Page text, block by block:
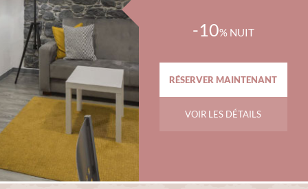
-10% NUIT
RÉSERVER MAINTENANT
VOIR LES DÉTAILS